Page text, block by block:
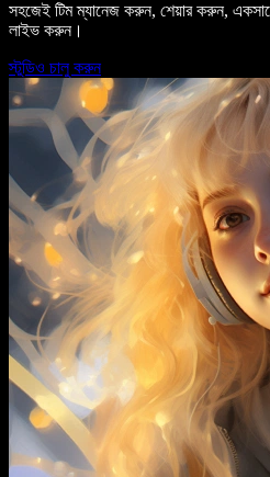
সহজেই টিম ম্যানেজ করুন, শেয়ার করুন,
লাইভ করুন।
স্টুডিও চালু করুন